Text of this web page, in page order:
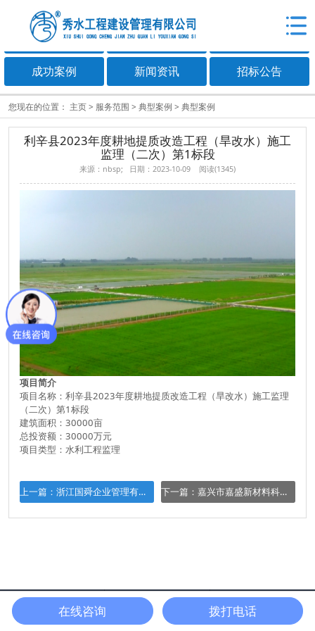
关于秀水 服务范围
成功案例 新闻资讯 招标公告
您现在的位置： 主页> 服务范围 > 典型案例 > 典型案例
利辛县2023年度耕地提质改造工程（旱改水）施工
监理（二次）第1标段
来源：nbsp; 日期：2023-10-09 阅读(1345)
项目简介
项目名称：利辛县2023年度耕地提质改造工程（旱改水）施工监理
（二次）第1标段
建筑面积：30000亩
总投资额：30000万元
项目类型：水利工程监理
上一篇：浙江国舜企业管理有限公司电商基地 下一篇：嘉兴市嘉盛新材料科技有限公司吸收合并技改提升项目
网站首页 在线咨询 电话咨询
在线咨询 拨打电话